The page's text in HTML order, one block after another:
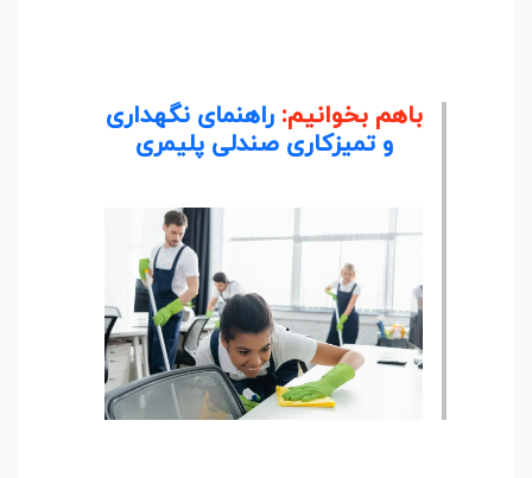
باهم بخوانیم:راهنمای نگهداری
و تمیزکاری صندلی پلیمری